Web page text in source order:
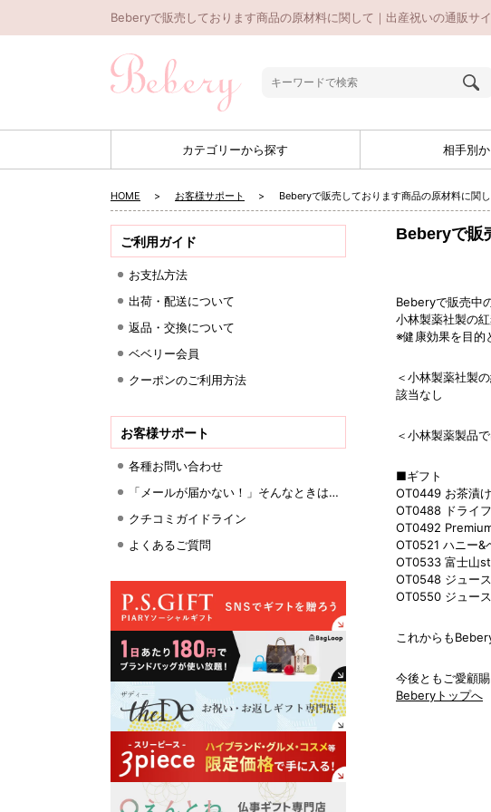
Beberyで販売しております商品の原材料に関して｜出産祝いの通販サ
カテゴリーから探す 相手別
HOME お客様サポート Beberyで販売しております商品の原材料に関
Beberyで販
Beberyで販売中
小林製薬社製の
※健康効果を目的
＜小林製薬社製
該当なし
＜小林製薬製品
■ギフト
OT0449 お茶漬
OT0488 ドライ
OT0492
OT0521 ハニー&
OT0533 富士山
OT0548 ジュー
OT0550 ジュー
これからも
今後ともご愛顧
Beberyトップへ
ご利用ガイド
お支払方法
出荷・配送について
返品・交換について
ベベリー会員
クーポンのご利用方法
お客様サポート
各種お問い合わせ
「メールが届かない！」そんなときは…
クチコミガイドライン
よくあるご質問